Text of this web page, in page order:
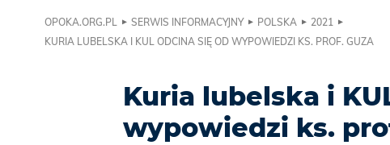
OPOKA.ORG.PL SERWIS INFORMACYJNY POLSKA
2021
KURIA LUBELSKA I KUL ODCINA SIĘ OD WYPOWIEDZI KS. PROF. GUZA
Kuria lubelska i
wypowiedzi ks.